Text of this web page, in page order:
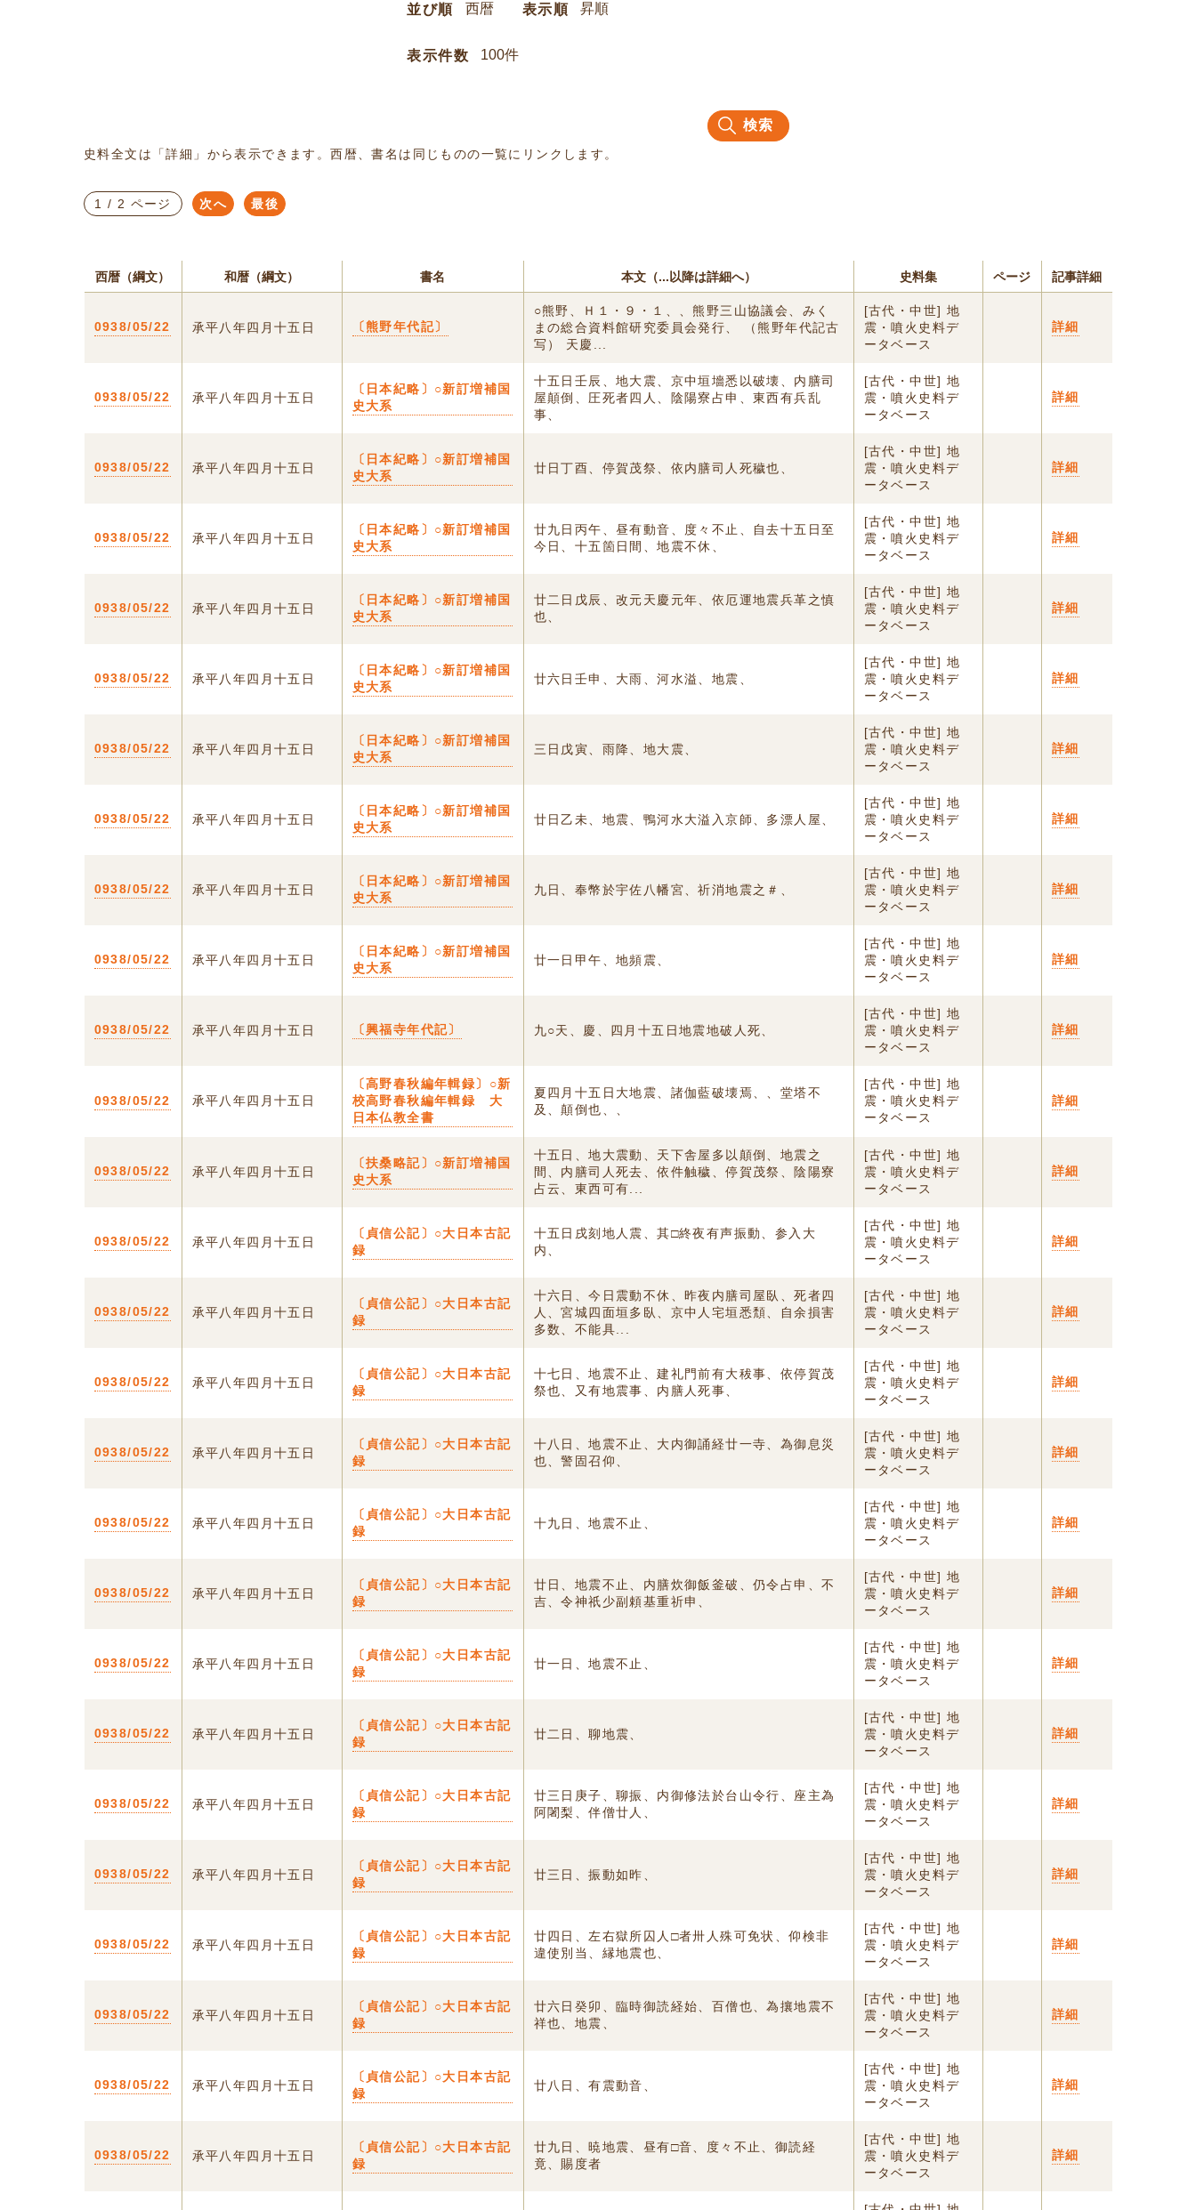
並び順 表示順
表示件数
検索
史料全文は「詳細」から表示できます。西暦、書名は同じものの一覧にリンクします。
1 / 2 ページ 次へ 最後
西暦（綱文） 和暦（綱文） 書名 本文（...以降は詳細へ） 史料集 ページ 記事詳細
0938/05/22 承平八年四月十五日 〔熊野年代記〕
○熊野、Ｈ１・９・１、、熊野三山協議会、みく
まの総合資料館研究委員会発行、 （熊野年代記古
写） 天慶...
[古代・中世] 地
震・噴火史料デ
ータベース
詳細
0938/05/22 承平八年四月十五日
〔日本紀略〕○新訂増補国
史大系
十五日壬辰、地大震、京中垣墻悉以破壊、内膳司
屋顛倒、圧死者四人、陰陽寮占申、東西有兵乱
事、
[古代・中世] 地
震・噴火史料デ
ータベース
詳細
0938/05/22 承平八年四月十五日
〔日本紀略〕○新訂増補国
史大系
廿日丁酉、停賀茂祭、依内膳司人死穢也、
[古代・中世] 地
震・噴火史料デ
ータベース
詳細
0938/05/22 承平八年四月十五日
〔日本紀略〕○新訂増補国
史大系
廿九日丙午、昼有動音、度々不止、自去十五日至
今日、十五箇日間、地震不休、
[古代・中世] 地
震・噴火史料デ
ータベース
詳細
0938/05/22 承平八年四月十五日
〔日本紀略〕○新訂増補国
史大系
廿二日戊辰、改元天慶元年、依厄運地震兵革之慎
也、
[古代・中世] 地
震・噴火史料デ
ータベース
詳細
0938/05/22 承平八年四月十五日
〔日本紀略〕○新訂増補国
史大系
廿六日壬申、大雨、河水溢、地震、
[古代・中世] 地
震・噴火史料デ
ータベース
詳細
0938/05/22 承平八年四月十五日
〔日本紀略〕○新訂増補国
史大系
三日戊寅、雨降、地大震、
[古代・中世] 地
震・噴火史料デ
ータベース
詳細
0938/05/22 承平八年四月十五日
〔日本紀略〕○新訂増補国
史大系
廿日乙未、地震、鴨河水大溢入京師、多漂人屋、
[古代・中世] 地
震・噴火史料デ
ータベース
詳細
0938/05/22 承平八年四月十五日
〔日本紀略〕○新訂増補国
史大系
九日、奉幣於宇佐八幡宮、祈消地震之＃、
[古代・中世] 地
震・噴火史料デ
ータベース
詳細
0938/05/22 承平八年四月十五日
〔日本紀略〕○新訂増補国
史大系
廿一日甲午、地頻震、
[古代・中世] 地
震・噴火史料デ
ータベース
詳細
0938/05/22 承平八年四月十五日 〔興福寺年代記〕 九○天、慶、四月十五日地震地破人死、
[古代・中世] 地
震・噴火史料デ
ータベース
詳細
0938/05/22 承平八年四月十五日
〔高野春秋編年輯録〕○新
校高野春秋編年輯録 大
日本仏教全書
夏四月十五日大地震、諸伽藍破壊焉、、堂塔不
及、顛倒也、、
[古代・中世] 地
震・噴火史料デ
ータベース
詳細
0938/05/22 承平八年四月十五日
〔扶桑略記〕○新訂増補国
史大系
十五日、地大震動、天下舎屋多以顛倒、地震之
間、内膳司人死去、依件触穢、停賀茂祭、陰陽寮
占云、東西可有...
[古代・中世] 地
震・噴火史料デ
ータベース
詳細
0938/05/22 承平八年四月十五日
〔貞信公記〕○大日本古記
録
十五日戌刻地人震、其□終夜有声振動、参入大
内、
[古代・中世] 地
震・噴火史料デ
ータベース
詳細
0938/05/22 承平八年四月十五日
〔貞信公記〕○大日本古記
録
十六日、今日震動不休、昨夜内膳司屋臥、死者四
人、宮城四面垣多臥、京中人宅垣悉頽、自余損害
多数、不能具...
[古代・中世] 地
震・噴火史料デ
ータベース
詳細
0938/05/22 承平八年四月十五日
〔貞信公記〕○大日本古記
録
十七日、地震不止、建礼門前有大秡事、依停賀茂
祭也、又有地震事、内膳人死事、
[古代・中世] 地
震・噴火史料デ
ータベース
詳細
0938/05/22 承平八年四月十五日
〔貞信公記〕○大日本古記
録
十八日、地震不止、大内御誦経廿一寺、為御息災
也、警固召仰、
[古代・中世] 地
震・噴火史料デ
ータベース
詳細
0938/05/22 承平八年四月十五日
〔貞信公記〕○大日本古記
録
十九日、地震不止、
[古代・中世] 地
震・噴火史料デ
ータベース
詳細
0938/05/22 承平八年四月十五日
〔貞信公記〕○大日本古記
録
廿日、地震不止、内膳炊御飯釜破、仍令占申、不
吉、令神祇少副頼基重祈申、
[古代・中世] 地
震・噴火史料デ
ータベース
詳細
0938/05/22 承平八年四月十五日
〔貞信公記〕○大日本古記
録
廿一日、地震不止、
[古代・中世] 地
震・噴火史料デ
ータベース
詳細
0938/05/22 承平八年四月十五日
〔貞信公記〕○大日本古記
録
廿二日、聊地震、
[古代・中世] 地
震・噴火史料デ
ータベース
詳細
0938/05/22 承平八年四月十五日
〔貞信公記〕○大日本古記
録
廿三日庚子、聊振、内御修法於台山令行、座主為
阿闍梨、伴僧廿人、
[古代・中世] 地
震・噴火史料デ
ータベース
詳細
0938/05/22 承平八年四月十五日
〔貞信公記〕○大日本古記
録
廿三日、振動如昨、
[古代・中世] 地
震・噴火史料デ
ータベース
詳細
0938/05/22 承平八年四月十五日
〔貞信公記〕○大日本古記
録
廿四日、左右獄所囚人□者卅人殊可免状、仰検非
違使別当、縁地震也、
[古代・中世] 地
震・噴火史料デ
ータベース
詳細
0938/05/22 承平八年四月十五日
〔貞信公記〕○大日本古記
録
廿六日癸卯、臨時御読経始、百僧也、為攘地震不
祥也、地震、
[古代・中世] 地
震・噴火史料デ
ータベース
詳細
0938/05/22 承平八年四月十五日
〔貞信公記〕○大日本古記
録
廿八日、有震動音、
[古代・中世] 地
震・噴火史料デ
ータベース
詳細
0938/05/22 承平八年四月十五日
〔貞信公記〕○大日本古記
録
廿九日、暁地震、昼有□音、度々不止、御読経
竟、賜度者
[古代・中世] 地
震・噴火史料デ
ータベース
詳細